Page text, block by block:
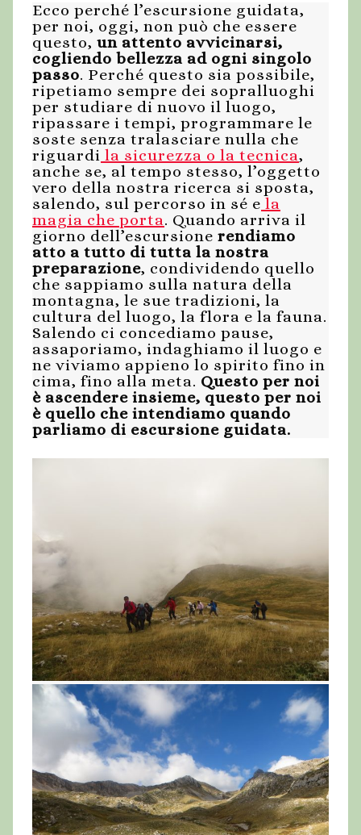
Ecco perché l’escursione guidata,
per noi, oggi, non può che essere
questo, un attento avvicinarsi,
cogliendo bellezza ad ogni singolo
passo. Perché questo sia possibile,
ripetiamo sempre dei sopralluoghi
per studiare di nuovo il luogo,
ripassare i tempi, programmare le
soste senza tralasciare nulla che
riguardi la sicurezza o la tecnica,
anche se, al tempo stesso, l’oggetto
vero della nostra ricerca si sposta,
salendo, sul percorso in sé e la
magia che porta. Quando arriva il
giorno dell’escursione rendiamo
atto a tutto di tutta la nostra
preparazione, condividendo quello
che sappiamo sulla natura della
montagna, le sue tradizioni, la
cultura del luogo, la flora e la fauna.
Salendo ci concediamo pause,
assaporiamo, indaghiamo il luogo e
ne viviamo appieno lo spirito fino in
cima, fino alla meta. Questo per noi
è ascendere insieme, questo per noi
è quello che intendiamo quando
parliamo di escursione guidata.